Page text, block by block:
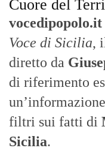
Cuore del
vocedipopolo.it
Voce di Sicilia,
diretto da
di riferimento
filtri sui fatti di
Sicilia.